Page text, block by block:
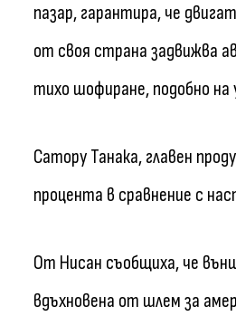
пазар, гарантира, че
от своя страна задвижва
тихо шофиране, подобно
Сатору Танака, главен
процента в сравнение с
От Нисан съобщиха, че
вдъхновена от шлем за